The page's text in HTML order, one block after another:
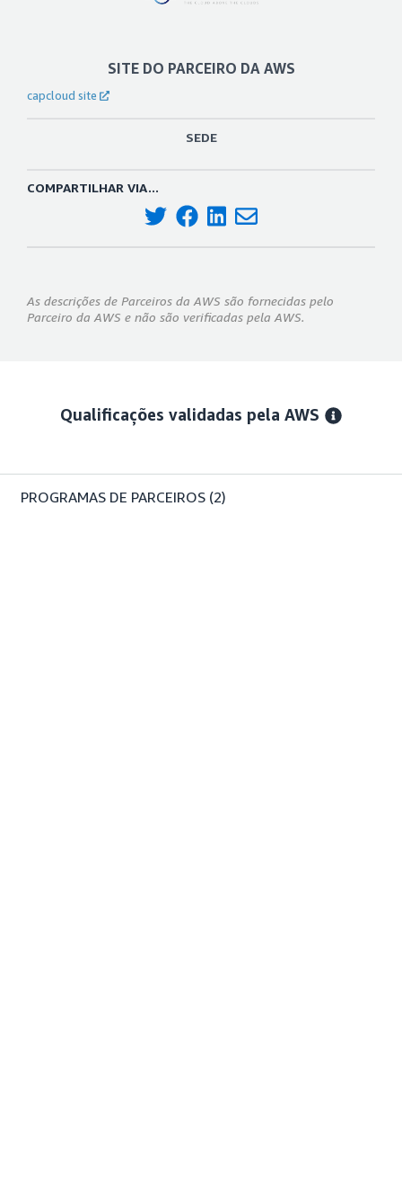
SITE DO PARCEIRO DA AWS
capcloud site
SEDE
COMPARTILHAR VIA...
As descrições de Parceiros da AWS são fornecidas pelo
Parceiro da AWS e não são verificadas pela AWS.
Qualificações validadas pela AWS
PROGRAMAS DE PARCEIROS (2)